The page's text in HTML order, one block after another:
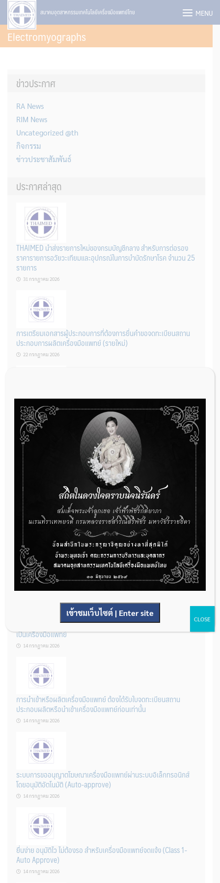
Skip
content
สมาคมอุตสาหกรรมเทคโนโลยีเครื่องมือแพทย์ไทย MENU
Electromyographs
ข่าวประกาศ
RA News
RIM News
Uncategorized @th
กิจกรรม
ข่าวประชาสัมพันธ์
ประกาศล่าสุด
THAIMED นำส่งรายการใหม่ของกรมบัญชีกลาง สำหรับการต่อรอง
ราคารายการอวัยวะเทียมและอุปกรณ์ในการบำบัดรักษาโรค จำนวน 25
รายการ
31 กรกฎาคม 2026
การเตรียมเอกสารผู้ประกอบการที่ต้องการยื่นคำขอจดทะเบียนสถาน
ประกอบการผลิตเครื่องมือแพทย์ (รายใหม่)
22 กรกฎาคม 2026
ผู้ประกอบการผลิต และ นักวิจัย ที่ต้องการขึ้นทะเบียนเครื่องมือแพทย์
ต้องทำอย่างไรบ้าง
22 กรกฎาคม 2026
กองควบคุมเครื่องมือแพทย์ เปิดรับฟังความคิดเห็นหลักการยกร่าง
กฎหมาย จำนวน 3 ฉบับ ผ่านระบบกลางทางกฎหมาย
22 กรกฎาคม 2026
การโฆษณาเครื่องมือแพทย์แบบใดที่ได้รับการยกเว้นไม่ต้องขออนุญาต
14 กรกฎาคม 2026
รู้หรือไม่? ผลิตภัณฑ์ชุดตรวจสําหรับตรวจสอบการปนเปื้อนแบบใดจัด
เป็นเครื่องมือแพทย์
14 กรกฎาคม 2026
การนำเข้าหรือผลิตเครื่องมือแพทย์ ต้องได้รับใบจดทะเบียนสถาน
ประกอบผลิตหรือนำเข้าเครื่องมือแพทย์ก่อนเท่านั้น
14 กรกฎาคม 2026
ระบบการขออนุญาตโฆษณาเครื่องมือแพทย์ผ่านระบบอิเล็กทรอนิกส์
โดยอนุมัติอัตโนมัติ (Auto-approve)
14 กรกฎาคม 2026
ยื่นง่าย อนุมัติไว ไม่ต้องรอ สำหรับเครื่องมือแพทย์จดแจ้ง (Class 1-
Auto Approve)
14 กรกฎาคม 2026
เข้าชมเว็บไซต์ | Enter site
CLOSE